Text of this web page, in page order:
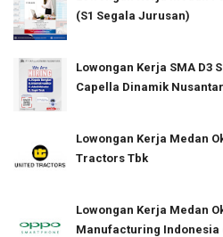
(S1 Segala Jurusan)
Lowongan Kerja SMA D3
Capella Dinamik
Lowongan Kerja Medan
Tractors Tbk
Lowongan Kerja Medan
Manufacturing Indonesia